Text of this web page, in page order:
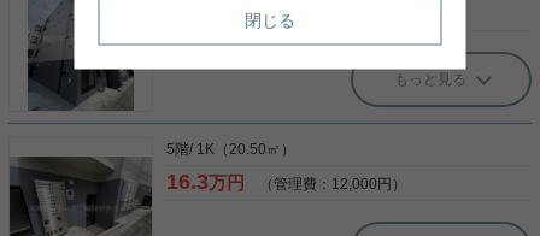
（管理費：15,000円）
もっと見る
5階/ 1K（20.50㎡）
16.3万円 （管理費：12,000円）
閉じる